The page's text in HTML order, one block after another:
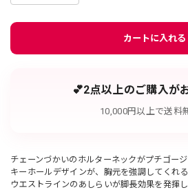
カートに入れる
💕2点以上のご購入が
10,000円以上で送料
チェーンづかいのホルターネックがプチゴージ
キーホールデザインが、胸元を強調してくれ
ウエストラインのあしらいが脚長効果を発揮し